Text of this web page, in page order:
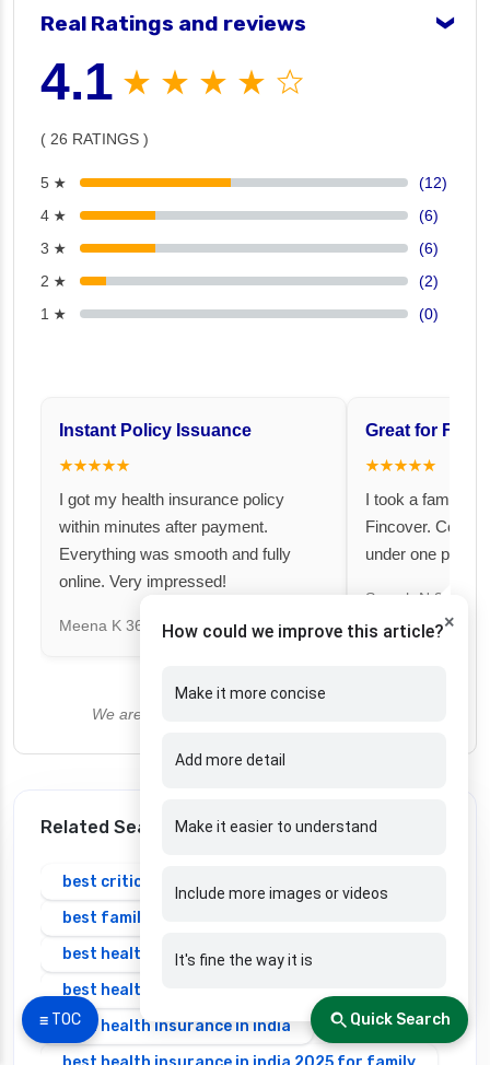
☰ TOC
Real Ratings and reviews ❯
4.1 ★ ★ ★ ★ ☆
( 26 RATINGS )
5 ★
(12)
4 ★
(6)
3 ★
(6)
2 ★
(2)
1 ★
(0)
Instant Policy Issuance
★★★★★
I got my health insurance policy
within minutes after payment.
Everything was smooth and fully
online. Very impressed!
Meena K 366 days ago
Great for
★★★★★
I took a family
Fincover.
under one
Suresh N 367
We are currently not accepting new reviews.
Related Search
best critical illness insurance plans in india
best family health insurance
best health insurance family
best health insurance in bangalore
best health insurance in india
×
How could we improve this article?
Make it more concise
Add more detail
Make it easier to understand
Include more images or videos
It's fine the way it is
Quick Search